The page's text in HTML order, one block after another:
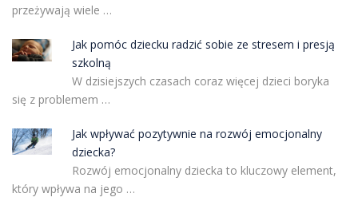
przeżywają wiele …
Jak pomóc dziecku radzić sobie ze stresem i presją
szkolną
W dzisiejszych czasach coraz więcej dzieci boryka
się z problemem …
Jak wpływać pozytywnie na rozwój emocjonalny
dziecka?
Rozwój emocjonalny dziecka to kluczowy element,
który wpływa na jego …